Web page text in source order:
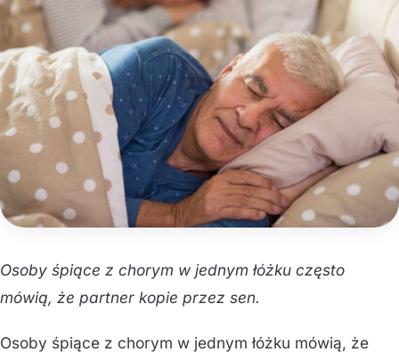
Osoby śpiące z chorym w jednym łóżku często
mówią, że partner kopie przez sen.
Osoby śpiące z chorym w jednym łóżku mówią, że